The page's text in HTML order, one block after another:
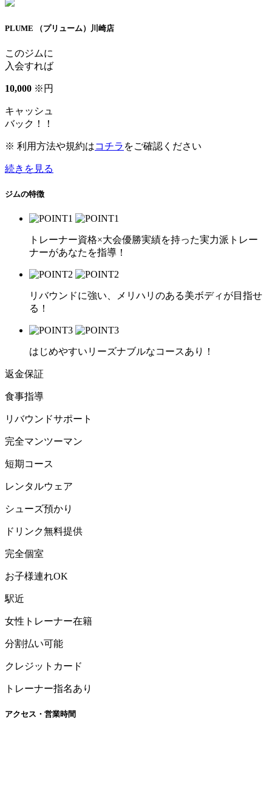
PLUME （プリューム）川崎店
このジムに
入会すれば
10,000 ※ 円
キャッシュ
バック！！
※ 利用方法や規約はコチラ をご確認ください
続きを見る
ジムの特徴
トレーナー資格×大会優勝実績を持った実力派トレー
ナーがあなたを指導！
リバウンドに強い、メリハリのある美ボディが目指せ
る！
はじめやすいリーズナブルなコースあり！
返金保証
食事指導
リバウンドサポート
完全マンツーマン
短期コース
レンタルウェア
シューズ預かり
ドリンク無料提供
完全個室
お子様連れOK
駅近
女性トレーナー在籍
分割払い可能
クレジットカード
トレーナー指名あり
アクセス・営業時間